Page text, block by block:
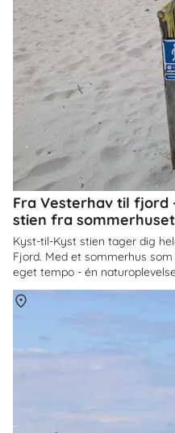
Fra Vesterhav til fjord
stien fra sommerhuset
Kyst-til-Kyst stien tager dig
Fjord. Med et sommerhus
eget tempo - én